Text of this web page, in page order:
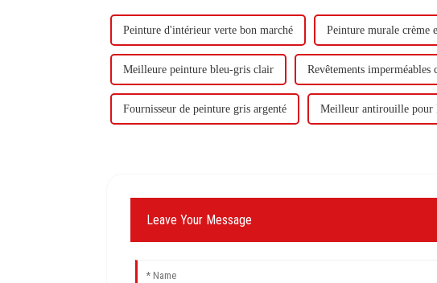
Peinture d'intérieur verte bon marché Peinture murale crème
Meilleure peinture bleu-gris clair Revêtements imperméables
Fournisseur de peinture gris argenté Meilleur antirouille pour
Leave Your Message